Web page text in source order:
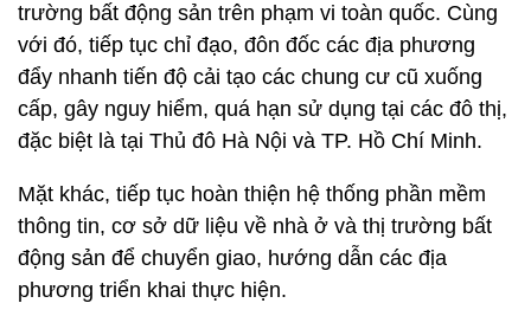
trường bất động sản trên phạm vi toàn quốc. Cùng
với đó, tiếp tục chỉ đạo, đôn đốc các địa phương
đẩy nhanh tiến độ cải tạo các chung cư cũ xuống
cấp, gây nguy hiểm, quá hạn sử dụng tại các đô thị,
đặc biệt là tại Thủ đô Hà Nội và TP. Hồ Chí Minh.
Mặt khác, tiếp tục hoàn thiện hệ thống phần mềm
thông tin, cơ sở dữ liệu về nhà ở và thị trường bất
động sản để chuyển giao, hướng dẫn các địa
phương triển khai thực hiện.